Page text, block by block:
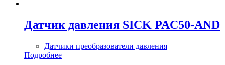
Датчик давления SICK PAC50-AND
Датчики преобразователи давления
Подробнее